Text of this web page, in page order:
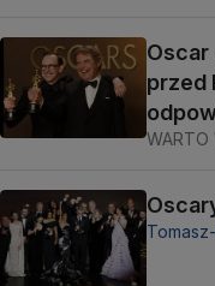
Oscar
przed
WARTO